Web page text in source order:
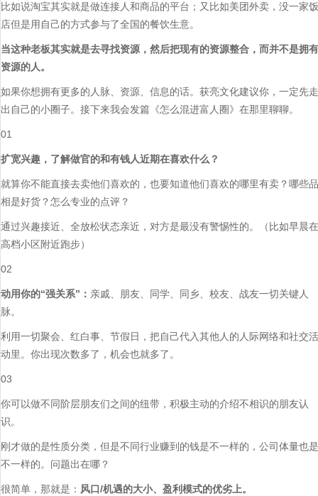
比如说淘宝其实就是做连接人和商品的平台；又比如美团外卖，没一家饭
店但是用自己的方式参与了全国的餐饮生意。
当这种老板其实就是去寻找资源，然后把现有的资源整合，而并不是拥有
资源的人。
如果你想拥有更多的人脉、资源、信息的话。获亮文化建议你，一定先走
出自己的小圈子。接下来我会发篇《怎么混进富人圈》在那里聊聊。
01
扩宽兴趣，了解做官的和有钱人近期在喜欢什么？
就算你不能直接去卖他们喜欢的，也要知道他们喜欢的哪里有卖？哪些品
相是好货？怎么专业的点评？
通过兴趣接近、全放松状态亲近，对方是最没有警惕性的。（比如早晨在
高档小区附近跑步）
02
动用你的“强关系”： 亲戚、朋友、同学、同乡、校友、战友一切关键人
脉。
利用一切聚会、红白事、节假日，把自己代入其他人的人际网络和社交活
动里。你出现次数多了，机会也就多了。
03
你可以做不同阶层朋友们之间的纽带，积极主动的介绍不相识的朋友认
识。
刚才做的是性质分类，但是不同行业赚到的钱是不一样的，公司体量也是
不一样的。问题出在哪？
很简单，那就是： 风口/机遇的大小、盈利模式的优劣上。